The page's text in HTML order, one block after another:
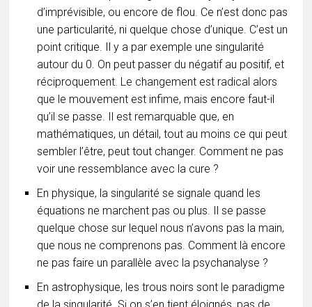
d’imprévisible, ou encore de flou. Ce n’est donc pas
une particularité, ni quelque chose d’unique. C’est un
point critique. Il y a par exemple une singularité
autour du 0. On peut passer du négatif au positif, et
réciproquement. Le changement est radical alors
que le mouvement est infime, mais encore faut-il
qu’il se passe. Il est remarquable que, en
mathématiques, un détail, tout au moins ce qui peut
sembler l’être, peut tout changer. Comment ne pas
voir une ressemblance avec la cure ?
En physique, la singularité se signale quand les
équations ne marchent pas ou plus. Il se passe
quelque chose sur lequel nous n’avons pas la main,
que nous ne comprenons pas. Comment là encore
ne pas faire un parallèle avec la psychanalyse ?
En astrophysique, les trous noirs sont le paradigme